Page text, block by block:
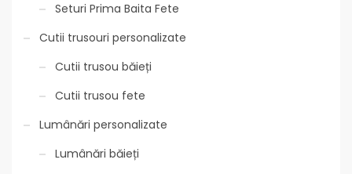
Seturi Prima Baita Fete
Cutii trusouri personalizate
Cutii trusou băieți
Cutii trusou fete
Lumânări personalizate
Lumânări băieți